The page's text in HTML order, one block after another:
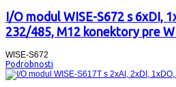
I/O modul WISE-S672 s 6xDI,
232/485, M12 konektory pre
WISE-S672
Podrobnosti